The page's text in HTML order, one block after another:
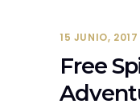
15 JUNIO, 2017
Free